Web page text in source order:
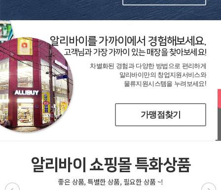
알리바이를 가까이에서 경험해보세요.
고객님과 가장 가까이 있는 매장을 찾아보세요!
차별화된 경험과 다양한 방법으로 편리하게
알리바이만의 창업지원서비스와
물류지원시스템을 누려보세요!
가맹점찾기
알리바이 쇼핑몰 특화상품